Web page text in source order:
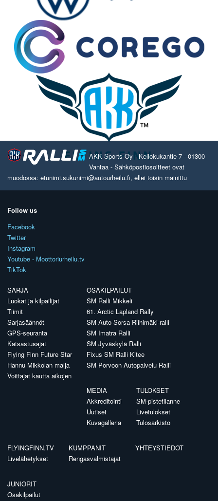
AKK Sports Oy - Kellokukantie 7 - 01300
Vantaa - Sähköpostiosoitteet ovat
muodossa: etunimi.sukunimi@autourheilu.fi, ellei toisin mainittu
Follow us
Facebook
Twitter
Instagram
Youtube - Moottoriurheilu.tv
TikTok
SARJA
Luokat ja kilpailijat
Tiimit
Sarjasäännöt
GPS-seuranta
Katsastusajat
Flying Finn Future Star
Hannu Mikkolan malja
Voittajat kautta aikojen
OSAKILPAILUT
SM Ralli Mikkeli
61. Arctic Lapland Rally
SM Auto Sorsa Riihimäki-ralli
SM Imatra Ralli
SM Jyväskylä Ralli
Fixus SM Ralli Kitee
SM Porvoon Autopalvelu Ralli
MEDIA
Akkreditointi
Uutiset
Kuvagalleria
TULOKSET
SM-pistetilanne
Livetulokset
Tulosarkisto
FLYINGFINN.TV
Livelähetykset
KUMPPANIT
Rengasvalmistajat
YHTEYSTIEDOT
JUNIORIT
Osakilpailut